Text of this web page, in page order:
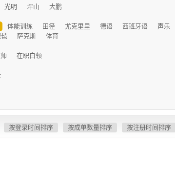
光明 坪山 大鹏
体能训练 田径 尤克里里 德语 西班牙语 声乐
萨克斯 体育
在职白领
按登录时间排序 按成单数量排序 按注册时间排序